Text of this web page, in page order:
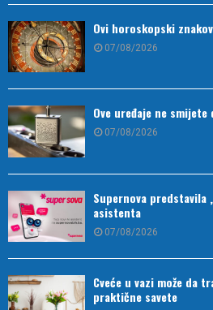
Ovi horoskopski
07/08/2026
Ove uređaje ne
07/08/2026
Supernova predstavila
asistenta
07/08/2026
Cveće u vazi može da
praktične savete